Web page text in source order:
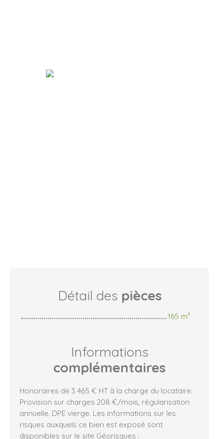
Détail des pièces
165 m²
Informations
complémentaires
Honoraires de 3 465 € HT à la charge du locataire.
Provision sur charges 208 €/mois, régularisation
annuelle. DPE vierge. Les informations sur les
risques auxquels ce bien est exposé sont
disponibles sur le site Géorisques :